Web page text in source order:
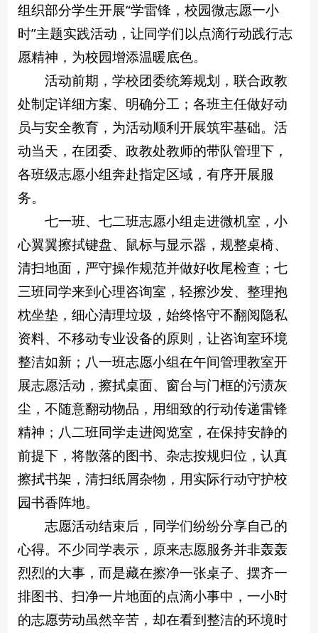
组织部分学生开展“学雷锋，校园微志愿一小
时”主题实践活动，让同学们以点滴行动践行志
愿精神，为校园增添温暖底色。
活动前期，学校团委统筹规划，联合政教
处制定详细方案、明确分工；各班主任做好动
员与安全教育，为活动顺利开展筑牢基础。活
动当天，在团委、政教处教师的带队管理下，
各班级志愿小组奔赴指定区域，有序开展服
务。
七一班、七二班志愿小组走进微机室，小
心翼翼擦拭键盘、鼠标与显示器，规整桌椅、
清扫地面，严守操作规范并做好收尾检查；七
三班同学来到心理咨询室，轻擦沙发、整理抱
枕坐垫，细心清理垃圾，始终恪守不翻阅隐私
资料、不移动专业设备的原则，让咨询室环境
整洁如新；八一班志愿小组在午间管理教室开
展志愿活动，擦拭桌面、窗台与门框的污渍灰
尘，不随意翻动物品，用细致的行动传递雷锋
精神；八二班同学走进阅览室，在保持安静的
前提下，将散落的图书、杂志按规归位，认真
擦拭书架，清扫纸屑杂物，用实际行动守护校
园书香阵地。
志愿活动结束后，同学们纷纷分享自己的
心得。不少同学表示，原来志愿服务并非轰轰
烈烈的大事，而是藏在擦净一张桌子、摆齐一
排图书、扫净一片地面的点滴小事中，一小时
的志愿劳动虽然辛苦，却在看到整洁的环境时